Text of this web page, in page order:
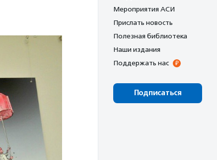
Мероприятия АСИ
Прислать новость
Полезная библиотека
Наши издания
Поддержать нас
Подписаться